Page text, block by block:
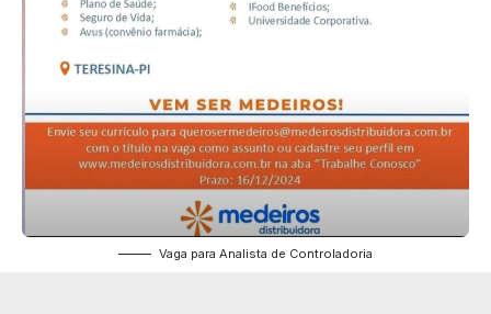
Vaga para Analista de Controladoria